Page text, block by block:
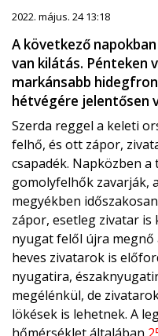
2022. május. 24 13:18
A következő
van kilátás. Pénteken
markánsabb
hétvégére jelentősen
Szerda reggel a keleti
felhő, és ott zápor,
csapadék. Napközben
gomolyfelhők zavarják,
megyékben
zápor, esetleg zivatar
nyugat felől újra megnő
heves zivatarok is
nyugatira,
megélénkül, de
lökések is lehetnek. A